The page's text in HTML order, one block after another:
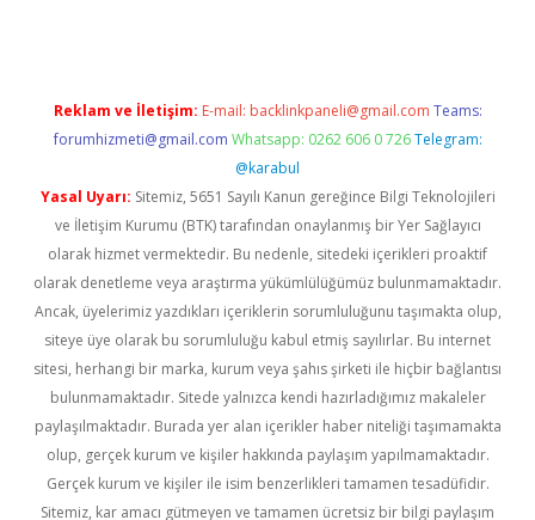
Reklam ve İletişim: E-mail: backlinkpaneli@gmail.com Teams:
forumhizmeti@gmail.com Whatsapp: 0262 606 0 726 Telegram:
@karabul
Yasal Uyarı: Sitemiz, 5651 Sayılı Kanun gereğince Bilgi Teknolojileri
ve İletişim Kurumu (BTK) tarafından onaylanmış bir Yer Sağlayıcı
olarak hizmet vermektedir. Bu nedenle, sitedeki içerikleri proaktif
olarak denetleme veya araştırma yükümlülüğümüz bulunmamaktadır.
Ancak, üyelerimiz yazdıkları içeriklerin sorumluluğunu taşımakta olup,
siteye üye olarak bu sorumluluğu kabul etmiş sayılırlar. Bu internet
sitesi, herhangi bir marka, kurum veya şahıs şirketi ile hiçbir bağlantısı
bulunmamaktadır. Sitede yalnızca kendi hazırladığımız makaleler
paylaşılmaktadır. Burada yer alan içerikler haber niteliği taşımamakta
olup, gerçek kurum ve kişiler hakkında paylaşım yapılmamaktadır.
Gerçek kurum ve kişiler ile isim benzerlikleri tamamen tesadüfidir.
Sitemiz, kar amacı gütmeyen ve tamamen ücretsiz bir bilgi paylaşım